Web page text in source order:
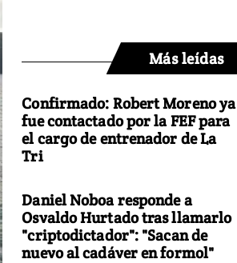
Más leídas
Confirmado: Robert Moreno ya
fue contactado por la FEF para
el cargo de entrenador de La
Tri
Daniel Noboa responde a
Osvaldo Hurtado tras llamarlo
"criptodictador": "Sacan de
nuevo al cadáver en formol"